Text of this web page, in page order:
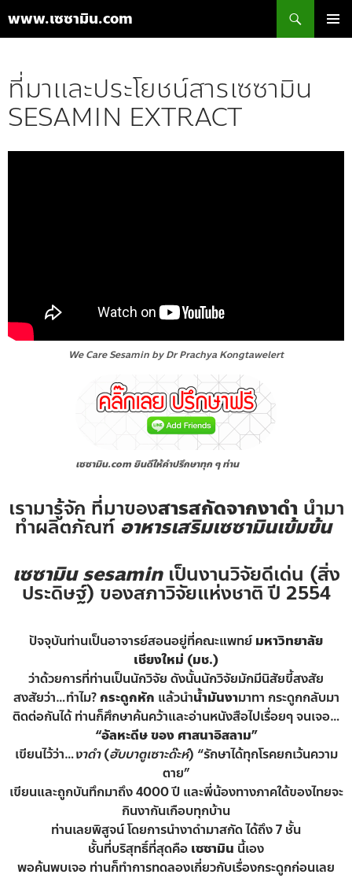
www.เซซามิน.com
เนื้อหา
ที่มาและประโยชน์สารเซซามิน
SESAMIN EXTRACT
We Care Sesamin by Dr Prachya Kongtawelert
เซซามิน.com ยินดีให้คำปรึกษาทุก ๆ ท่าน
เรามารู้จัก ที่มาของสารสกัดจากงาดำ นำมา
ทำผลิตภัณฑ์ อาหารเสริมเซซามินเข้มข้น
เซซามิน sesaminเป็นงานวิจัยดีเด่น (สิ่ง
ประดิษฐ์) ของสภาวิจัยแห่งชาติ ปี 2554
ปัจจุบันท่านเป็นอาจารย์สอนอยู่ที่คณะแพทย์มหาวิทยาลัย
เชียงใหม่ (มช.)
ว่าด้วยการที่ท่านเป็นนักวิจัย ดังนั้นนักวิจัยมักมีนิสัยขี้สงสัย
สงสัยว่า…ทำไม?กระดูกหัก แล้วนำน้ำมันงามาทา กระดูกกลับมา
ติดต่อกันได้ ท่านก็ศึกษาค้นคว้าและอ่านหนังสือไปเรื่อยๆ จนเจอ…
“อัลหะดีษ ของ ศาสนาอิสลาม”
เขียนไว้ว่า…งาดำ(ฮับบาตูเซาะด๊ะห์) “รักษาได้ทุกโรคยกเว้นความ
ตาย”
เขียนและถูกบันทึกมาถึง 4000 ปี และพี่น้องทางภาคใต้ของไทยจะ
กินงากันเกือบทุกบ้าน
ท่านเลยพิสูจน์ โดยการนำงาดำมาสกัด ได้ถึง 7 ชั้น
ชั้นที่บริสุทธิ์ที่สุดคือ เซซามิน นี้เอง
พอค้นพบเจอ ท่านก็ทำการทดลองเกี่ยวกับเรื่องกระดูกก่อนเลย